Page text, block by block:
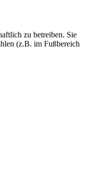
zu betreiben. Sie
(z.B. im Fußbereich